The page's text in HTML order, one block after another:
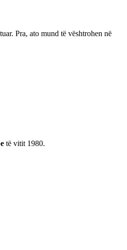
Pra, ato mund të vështrohen në
të vitit 1980.